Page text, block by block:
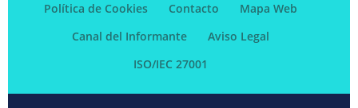
Política de Cookies
Contacto
Mapa Web
Canal del Informante
Aviso Legal
ISO/IEC 27001